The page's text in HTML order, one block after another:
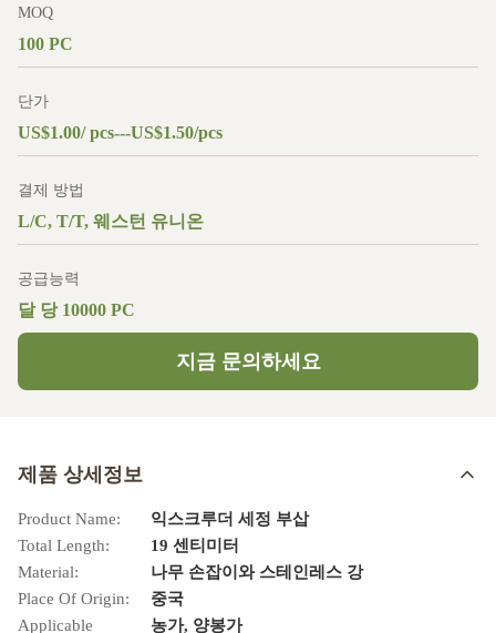
MOQ
100 PC
단가
US$1.00/ pcs---US$1.50/pcs
결제 방법
L/C, T/T, 웨스턴 유니온
공급능력
달 당 10000 PC
지금 문의하세요
제품 상세정보
Product Name:
익스크루더 세정 부삽
Total Length:
19 센티미터
Material:
나무 손잡이와 스테인레스 강
Place Of Origin:
중국
Applicable
농가, 양봉가